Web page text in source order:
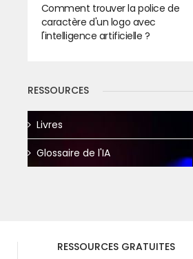
Comment trouver la police de
caractère d'un logo avec
l'intelligence artificielle ?
RESSOURCES
Livres
Glossaire de l'IA
RESSOURCES GRATUITES